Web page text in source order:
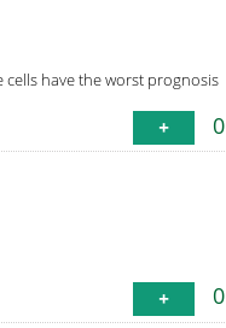
cells have the worst prognosis
+ 0
+ 0